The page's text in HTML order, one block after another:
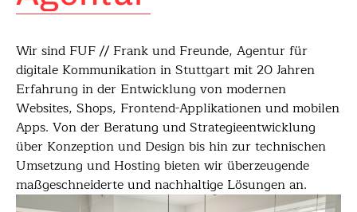
Wir sind FUF // Frank und Freunde, Agentur für
digitale Kommunikation in Stuttgart mit 20 Jahren
Erfahrung in der Entwicklung von modernen
Websites, Shops, Frontend-Applikationen und mobilen
Apps. Von der Beratung und Strategieentwicklung
über Konzeption und Design bis hin zur technischen
Umsetzung und Hosting bieten wir überzeugende
maßgeschneiderte und nachhaltige Lösungen an.